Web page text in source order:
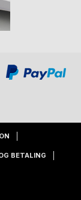
BETALING